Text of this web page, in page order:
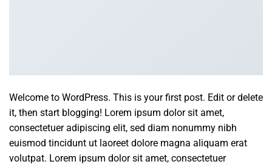
Welcome to WordPress. This is your first post. Edit or delete
it, then start blogging! Lorem ipsum dolor sit amet,
consectetuer adipiscing elit, sed diam nonummy nibh
euismod tincidunt ut laoreet dolore magna aliquam erat
volutpat. Lorem ipsum dolor sit amet, consectetuer